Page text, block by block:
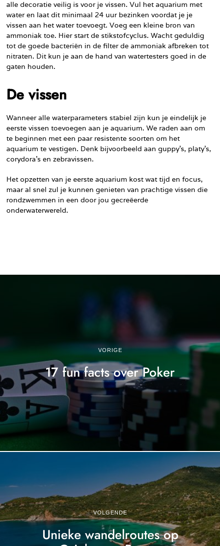
alle decoratie veilig is voor je vissen. Vul het aquarium met
water en laat dit minimaal 24 uur bezinken voordat je je
vissen aan het water toevoegt. Voeg een kleine bron van
ammoniak toe. Hier start de stikstofcyclus. Wacht geduldig
tot de goede bacteriën in de filter de ammoniak afbreken tot
nitraten. Dit kun je aan de hand van watertesters goed in de
gaten houden.
De vissen
Wanneer alle waterparameters stabiel zijn kun je eindelijk je
eerste vissen toevoegen aan je aquarium. We raden aan om
te beginnen met een paar resistente soorten om het
aquarium te vestigen. Denk bijvoorbeeld aan guppy’s, platy’s,
corydora’s en zebravissen.
Het opzetten van je eerste aquarium kost wat tijd en focus,
maar al snel zul je kunnen genieten van prachtige vissen die
rondzwemmen in een door jou gecreëerde
onderwaterwereld.
VORIGE
17 fun facts over Poker
VOLGENDE
Unieke wandelroutes op